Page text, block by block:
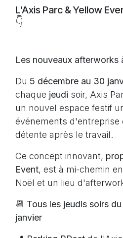
L'Axis Parc & Yellow
👇
Les nouveaux afterworks
Du 5 décembre au 30
chaque jeudi soir, Axis
un nouvel espace festif
événements d'entreprise
détente après le travail.
Ce concept innovant,
Event, est à mi-chemin
Noël et un lieu
📆 Tous les jeudis soirs
janvier